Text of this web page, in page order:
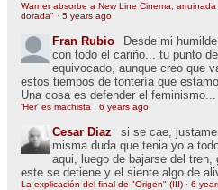
Warner absorbe a New Line Cinema,
dorada" · 5 years ago
Fran Rubio
Desde mi
con todo el cariño... tu punto
equivocado, aunque creo que
estos tiempos de tontería que
Una cosa es defender el feminismo...
'Her' es machista · 6 years ago
Cesar Diaz
si se cae,
misma duda que tenia yo a
aqui, luego de bajarse del tren,
este se detiene y el siente algo de
La explicación del final de "Origen" (III) · 6